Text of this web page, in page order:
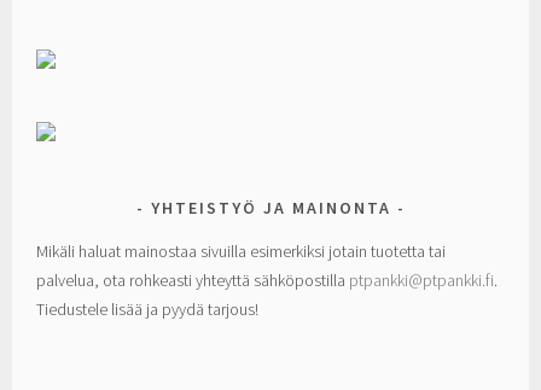
YHTEISTYÖ JA MAINONTA
Mikäli haluat mainostaa sivuilla esimerkiksi jotain tuotetta tai
palvelua, ota rohkeasti yhteyttä sähköpostilla ptpankki@ptpankki.fi.
Tiedustele lisää ja pyydä tarjous!